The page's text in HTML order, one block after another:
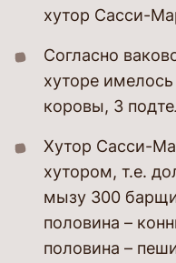
хутор Сасси-
Согласно
хуторе
коровы, 3
Хутор Сасси-
хутором, т.е.
мызу 300
половина –
половина –